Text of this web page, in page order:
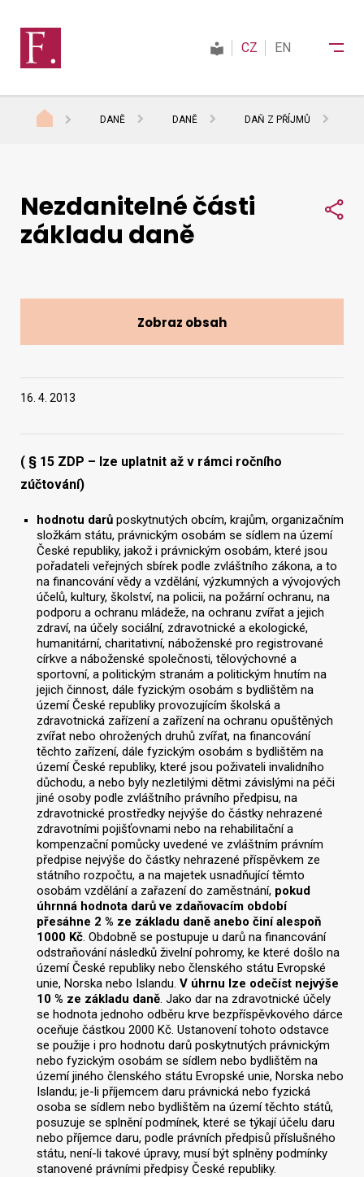
Daně
CZ EN
DANĚ DANĚ DAŇ Z PŘÍJMŮ
16. 4. 2013
( § 15 ZDP – lze uplatnit až v rámci ročního
zúčtování)
hodnotu darů poskytnutých obcím, krajům, organizačním
složkám státu, právnickým osobám se sídlem na území
České republiky, jakož i právnickým osobám, které jsou
pořadateli veřejných sbírek podle zvláštního zákona, a to
na financování vědy a vzdělání, výzkumných a vývojových
účelů, kultury, školství, na policii, na požární ochranu, na
podporu a ochranu mládeže, na ochranu zvířat a jejich
zdraví, na účely sociální, zdravotnické a ekologické,
humanitární, charitativní, náboženské pro registrované
církve a náboženské společnosti, tělovýchovné a
sportovní, a politickým stranám a politickým hnutím na
jejich činnost, dále fyzickým osobám s bydlištěm na
území České republiky provozujícím školská a
zdravotnická zařízení a zařízení na ochranu opuštěných
zvířat nebo ohrožených druhů zvířat, na financování
těchto zařízení, dále fyzickým osobám s bydlištěm na
území České republiky, které jsou poživateli invalidního
důchodu, a nebo byly nezletilými dětmi závislými na péči
jiné osoby podle zvláštního právního předpisu, na
zdravotnické prostředky nejvýše do částky nehrazené
zdravotními pojišťovnami nebo na rehabilitační a
kompenzační pomůcky uvedené ve zvláštním právním
předpise nejvýše do částky nehrazené příspěvkem ze
státního rozpočtu, a na majetek usnadňující těmto
osobám vzdělání a zařazení do zaměstnání, pokud
úhrnná hodnota darů ve zdaňovacím období
přesáhne 2 % ze základu daně anebo činí alespoň
1000 Kč. Obdobně se postupuje u darů na financování
odstraňování následků živelní pohromy, ke které došlo na
území České republiky nebo členského státu Evropské
unie, Norska nebo Islandu. V úhrnu lze odečíst nejvýše
10 % ze základu daně. Jako dar na zdravotnické účely
se hodnota jednoho odběru krve bezpříspěvkového dárce
oceňuje částkou 2000 Kč. Ustanovení tohoto odstavce
se použije i pro hodnotu darů poskytnutých právnickým
nebo fyzickým osobám se sídlem nebo bydlištěm na
území jiného členského státu Evropské unie, Norska nebo
Islandu; je-li příjemcem daru právnická nebo fyzická
osoba se sídlem nebo bydlištěm na území těchto států,
posuzuje se splnění podmínek, které se týkají účelu daru
nebo příjemce daru, podle právních předpisů příslušného
státu, není-li takové úpravy, musí být splněny podmínky
stanovené právními předpisy České republiky.
Nezdanitelné části
základu daně
Zobraz obsah